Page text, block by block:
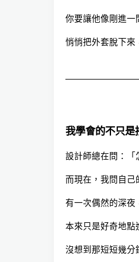
你要讓他像剛進一
悄悄把外套脫下來
我學會的不只是
設計師總在問：「
而現在，我問自己
有一次偶然的深夜
本來只是好奇地點
沒想到那短短幾